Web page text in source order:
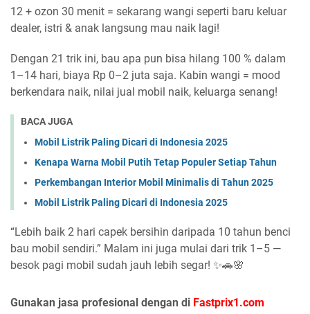
12 + ozon 30 menit = sekarang wangi seperti baru keluar
dealer, istri & anak langsung mau naik lagi!
Dengan 21 trik ini, bau apa pun bisa hilang 100 % dalam
1–14 hari, biaya Rp 0–2 juta saja. Kabin wangi = mood
berkendara naik, nilai jual mobil naik, keluarga senang!
BACA JUGA
Mobil Listrik Paling Dicari di Indonesia 2025
Kenapa Warna Mobil Putih Tetap Populer Setiap Tahun
Perkembangan Interior Mobil Minimalis di Tahun 2025
Mobil Listrik Paling Dicari di Indonesia 2025
“Lebih baik 2 hari capek bersihin daripada 10 tahun benci
bau mobil sendiri.” Malam ini juga mulai dari trik 1–5 —
besok pagi mobil sudah jauh lebih segar! ✨🚗🌸
Gunakan jasa profesional dengan di Fastprix1.com